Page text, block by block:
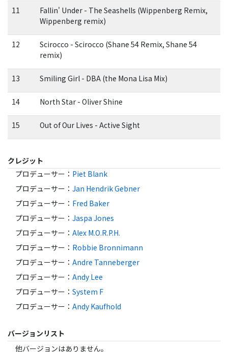
11
Fallin' Under - The Seashells (Wippenberg Remix,
Wippenberg remix)
12
Scirocco - Scirocco (Shane 54 Remix, Shane 54
remix)
13 Smiling Girl - DBA (the Mona Lisa Mix)
14 North Star - Oliver Shine
15 Out of Our Lives - Active Sight
クレジット
プロデューサー ： Piet Blank
プロデューサー ： Jan Hendrik Gebner
プロデューサー ： Fred Baker
プロデューサー ： Jaspa Jones
プロデューサー ： Alex M.O.R.P.H.
プロデューサー ： Robbie Bronnimann
プロデューサー ： Andre Tanneberger
プロデューサー ： Andy Lee
プロデューサー ： System F
プロデューサー ： Andy Kaufhold
バージョンリスト
他バージョンはありません。